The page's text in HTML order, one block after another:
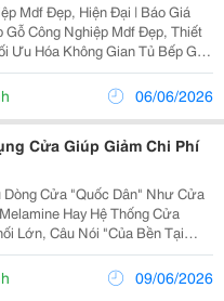
Mdf Đẹp, Hiện Đại | Báo Giá
Không Gian Tủ Bếp Gỗ
Chọn Được Nhiều Gia Đình
Hiện Đại, Độ Bền Ổn...06/06/2026
Cửa Giúp Giảm Chi Phí
Cửa "Quốc Dân" Như Cửa
Hay Hệ Thống Cửa
Lớn, Câu Nói "Của Bền Tại
Chỉ Nam Quyết Định Tuổi Thọ
Rõ Các Nguyên Tắc Vận
09/06/2026